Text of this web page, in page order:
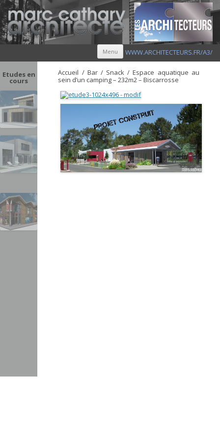
WWW.ARCHITECTEURS.FR/A3/
Menu Aller au contenu principal
Accueil / Bar / Snack / Espace aquatique au
sein d’un camping – 232m2 – Biscarrosse
Etudes en
cours